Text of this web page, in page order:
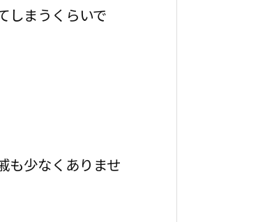
しまうくらいで
も少なくありませ